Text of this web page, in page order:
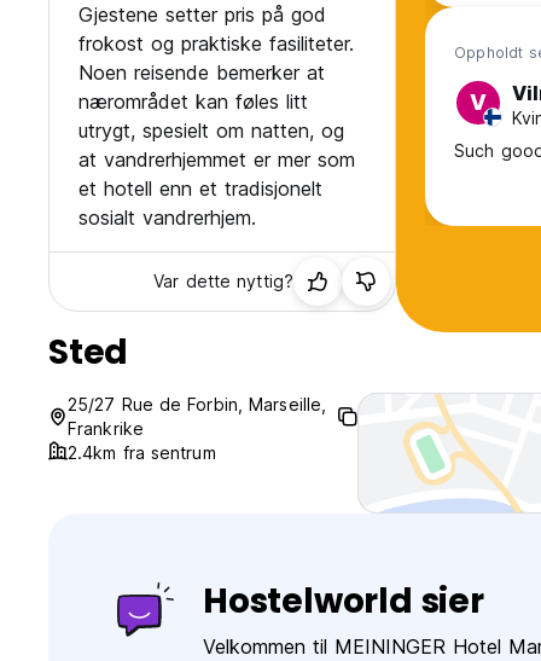
Gjestene setter pris på god
frokost og praktiske fasiliteter.
Noen reisende bemerker at
nærområdet kan føles litt
utrygt, spesielt om natten, og
at vandrerhjemmet er mer som
et hotell enn et tradisjonelt
sosialt vandrerhjem.
Var dette nyttig?
Oppholdt
V
Such
Sted
25/27 Rue de Forbin, Marseille,
Frankrike
2.4km fra sentrum
Hostelworld sier
Velkommen til MEININGER Hotel